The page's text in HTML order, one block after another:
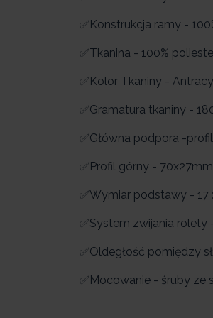
✅Konstrukcja ramy -
✅Tkanina - 100%
✅Kolor Tkaniny -
✅Gramatura tkaniny -
✅Główna podpora -
✅Profil górny - 70x27mm
✅Wymiar podstawy - 17
✅System zwijania rolety
✅Oldegłość pomiędzy
✅Mocowanie - śruby ze